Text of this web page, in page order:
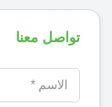
تواصل معنا